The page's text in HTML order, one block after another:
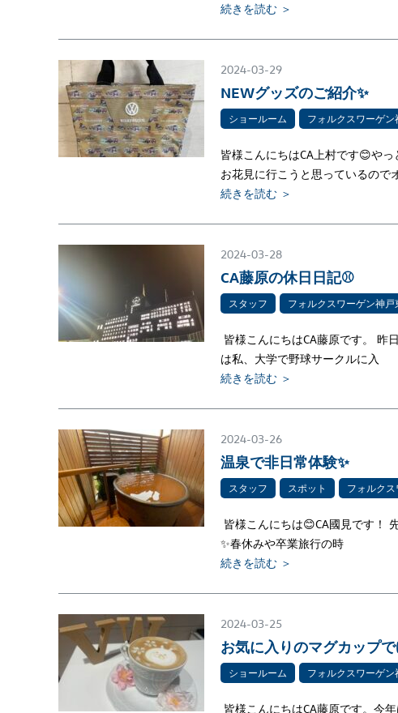
続きを読む ＞
2024-03-29
NEWグッズのご紹介✨
ショールーム フォルクスワーゲン
皆様こんにちはCA上村です😊や
お花見に行こうと思っているので
続きを読む ＞
2024-03-28
CA藤原の休日日記⚾
スタッフ フォルクスワーゲン神戸
皆様こんにちはCA藤原です。 昨
は私、大学で野球サークルに入
続きを読む ＞
2024-03-26
温泉で非日常体験✨
スタッフ スポット フォルク
皆様こんにちは😊CA國見です！
✨春休みや卒業旅行の時
続きを読む ＞
2024-03-25
お気に入りのマグカップ
ショールーム フォルクスワーゲン
皆様こんにちはCA藤原です。今